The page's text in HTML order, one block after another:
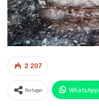
2 207
Partager WhatsApp